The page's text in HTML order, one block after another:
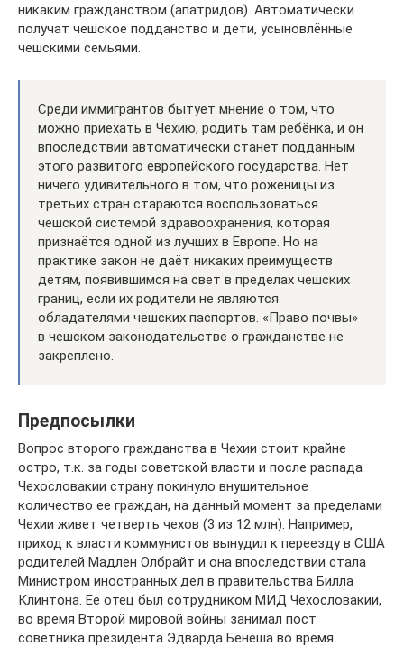
никаким гражданством (апатридов). Автоматически
получат чешское подданство и дети, усыновлённые
чешскими семьями.
Среди иммигрантов бытует мнение о том, что
можно приехать в Чехию, родить там ребёнка, и он
впоследствии автоматически станет подданным
этого развитого европейского государства. Нет
ничего удивительного в том, что роженицы из
третьих стран стараются воспользоваться
чешской системой здравоохранения, которая
признаётся одной из лучших в Европе. Но на
практике закон не даёт никаких преимуществ
детям, появившимся на свет в пределах чешских
границ, если их родители не являются
обладателями чешских паспортов. «Право почвы»
в чешском законодательстве о гражданстве не
закреплено.
Предпосылки
Вопрос второго гражданства в Чехии стоит крайне
остро, т.к. за годы советской власти и после распада
Чехословакии страну покинуло внушительное
количество ее граждан, на данный момент за пределами
Чехии живет четверть чехов (3 из 12 млн). Например,
приход к власти коммунистов вынудил к переезду в США
родителей Мадлен Олбрайт и она впоследствии стала
Министром иностранных дел в правительства Билла
Клинтона. Ее отец был сотрудником МИД Чехословакии,
во время Второй мировой войны занимал пост
советника президента Эдварда Бенеша во время